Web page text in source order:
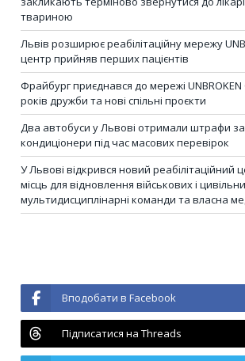
твариною
Львів розширює реабілітаційну мережу
центр прийняв перших пацієнтів
Фрайбург приєднався до мережі
років дружби та нові спільні проєкти
Два автобуси у Львові отримали штрафи за
кондиціонери під час масових перевірок
У Львові відкрився новий реабілітаційний
місць для відновлення військових і
мультидисциплінарні команди та власна
Вподобати в Facebook
Підписатися на Threads